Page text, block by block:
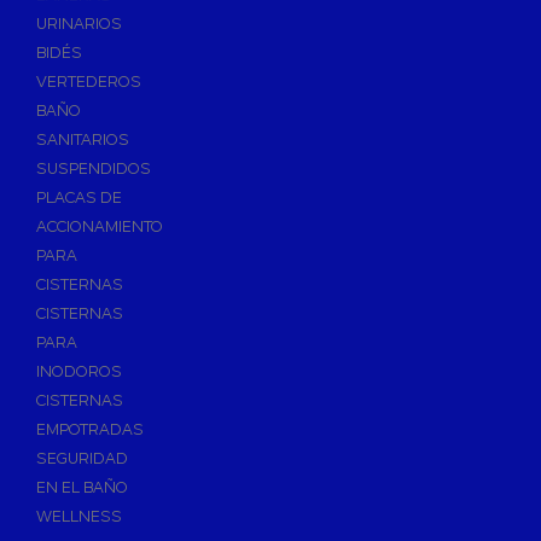
Válvulas de Esfera
Válvulas de Escuadra y Lavadora
Válvulas Reductoras de Presión
Válvulas de Retención
Electroválvulas
Válvulas de Compuerta
Válvulas de Contadores
Llaves de Paso
Accesorios de Valvulería
Calderines
Herramientas y Vestuario
Adhesivos Instantaneos
Selladores y Masillas
URINARIOS
BIDÉS
VERTEDEROS
BAÑO
SANITARIOS
SUSPENDIDOS
PLACAS DE
ACCIONAMIENTO
PARA
CISTERNAS
CISTERNAS
PARA
INODOROS
CISTERNAS
EMPOTRADAS
SEGURIDAD
EN EL BAÑO
WELLNESS